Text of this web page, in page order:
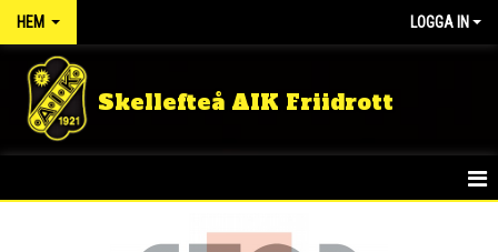
HEM LOGGA IN
Skellefteå AIK Friidrott